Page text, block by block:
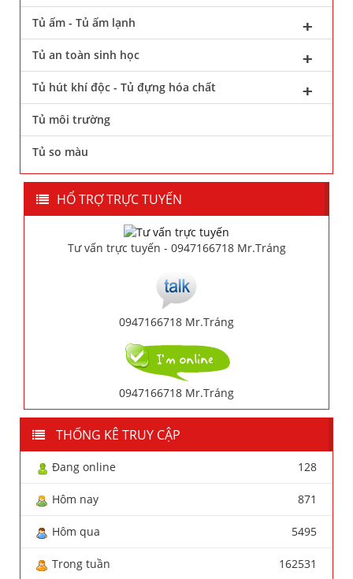
Tủ ấm - Tủ ấm lạnh
Tủ an toàn sinh học
Tủ hút khí độc - Tủ đựng hóa chất
Tủ môi trường
Tủ so màu
HỔ TRỢ TRỰC TUYẾN
Tư vấn trực tuyến - 0947166718 Mr.Tráng
0947166718 Mr.Tráng
0947166718 Mr.Tráng
THỐNG KÊ TRUY CẬP
Đang online 128
Hôm nay 871
Hôm qua 5495
Trong tuần 162531